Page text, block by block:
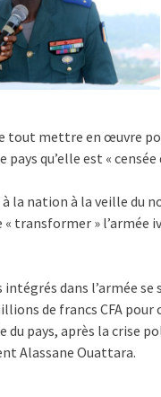
tout mettre en œuvre
qu’elle est « censée
à la nation à la veille du
« transformer » l’armée
intégrés dans l’armée
de francs CFA pour
pays, après la crise
Alassane Ouattara.